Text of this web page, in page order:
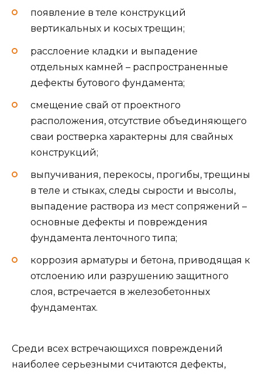
появление в теле конструкций
вертикальных и косых трещин;
расслоение кладки и выпадение
отдельных камней – распространенные
дефекты бутового фундамента;
смещение свай от проектного
расположения, отсутствие объединяющего
сваи ростверка характерны для свайных
конструкций;
выпучивания, перекосы, прогибы, трещины
в теле и стыках, следы сырости и высолы,
выпадение раствора из мест сопряжений –
основные дефекты и повреждения
фундамента ленточного типа;
коррозия арматуры и бетона, приводящая к
отслоению или разрушению защитного
слоя, встречается в железобетонных
фундаментах.
Среди всех встречающихся повреждений
наиболее серьезными считаются дефекты,